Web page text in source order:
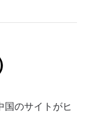
のサイトがヒ